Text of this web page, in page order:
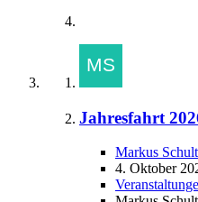
Jahresfahrt
Markus
4. Oktober